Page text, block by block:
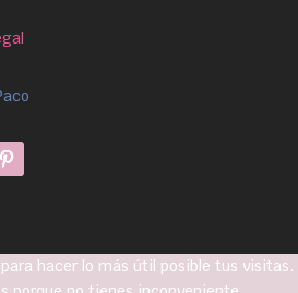
hacer lo más útil posible tus visitas.